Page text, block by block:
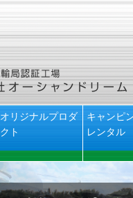
オリジナルプロダ
クト
キャンピ
レンタル